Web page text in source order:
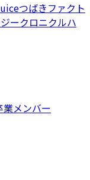
つばきファクト
ークロニクルハ
メンバー